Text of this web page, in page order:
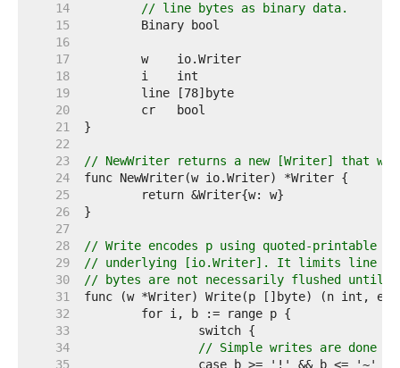
    14
// line bytes as binary data.
    15
    16
    17
    18
    19
    20
    21
    22
    23
// NewWriter returns a new [Writer] that
    24
    25
    26
    27
    28
// Write encodes p using quoted-printable
    29
// underlying [io.Writer]. It limits line
    30
// bytes are not necessarily flushed until
    31
    32
    33
    34
// Simple writes are done
    35